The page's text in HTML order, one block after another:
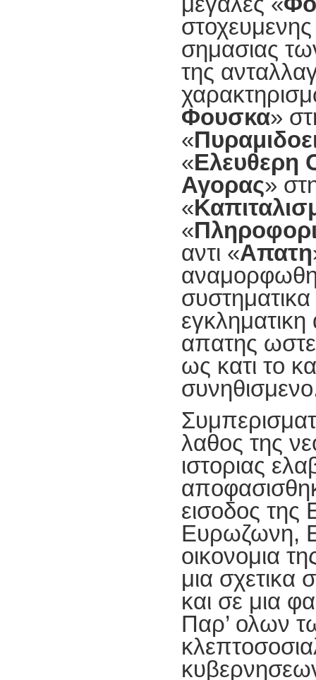
σημασιας
της
Φουσκα»
«
«Ελευθερη
Αγορας»
«
«
αντι «Απατη
απατης
ως κατι το
λαθος της
ιστοριας
εισοδος της
Ευρωζωνη,
οικονομια
μια σχετικα
και σε μια
Παρ’ ολων